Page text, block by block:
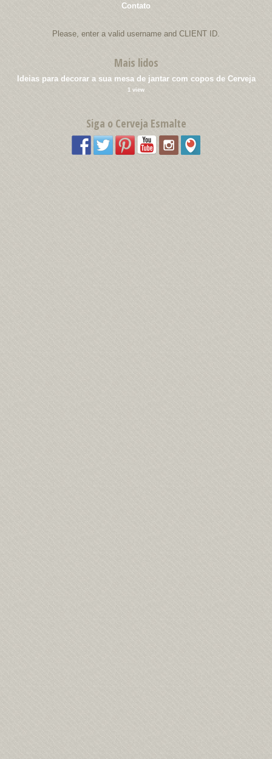
Contato
Please, enter a valid username and CLIENT ID.
Mais lidos
Ideias para decorar a sua mesa de jantar com copos de Cerveja
1 view
Siga o Cerveja Esmalte